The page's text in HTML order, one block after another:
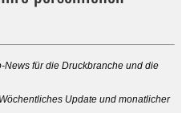
News für die Druckbranche und die
Wöchentliches Update und monatlicher